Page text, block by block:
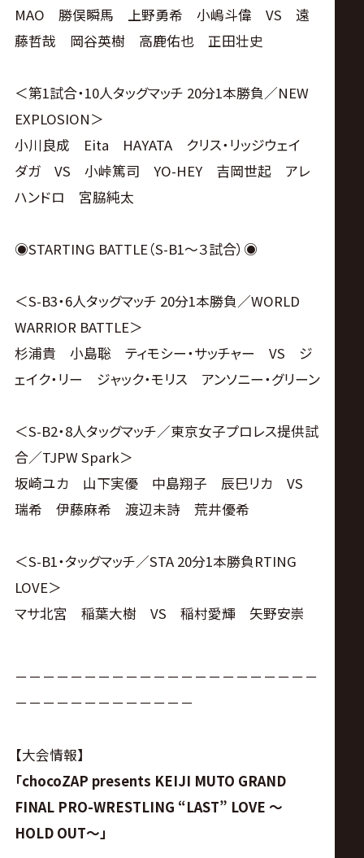
MAO 勝俣瞬馬 上野勇希 小嶋斗偉 VS 遠
藤哲哉 岡谷英樹 高鹿佑也 正田壮史
＜第1試合・10人タッグマッチ 20分1本勝負／NEW
EXPLOSION＞
小川良成 Eita HAYATA クリス・リッジウェイ
ダガ VS 小峠篤司 YO-HEY 吉岡世起 アレ
ハンドロ 宮脇純太
◉STARTING BATTLE（S-B1〜３試合）◉
＜S-B3・6人タッグマッチ 20分1本勝負／WORLD
WARRIOR BATTLE＞
杉浦貴 小島聡 ティモシー・サッチャー VS ジ
ェイク・リー ジャック・モリス アンソニー・グリーン
＜S-B2・8人タッグマッチ／東京女子プロレス提供試
合／TJPW Spark＞
坂崎ユカ 山下実優 中島翔子 辰巳リカ VS
瑞希 伊藤麻希 渡辺未詩 荒井優希
＜S-B1・タッグマッチ／STA 20分1本勝負RTING
LOVE＞
マサ北宮 稲葉大樹 VS 稲村愛輝 矢野安崇
－－－－－－－－－－－－－－－－－－－－－－
－－－－－－－－－－－－－
【大会情報】
「chocoZAP presents KEIJI MUTO GRAND
FINAL PRO-WRESTLING “LAST” LOVE ～
HOLD OUT～」